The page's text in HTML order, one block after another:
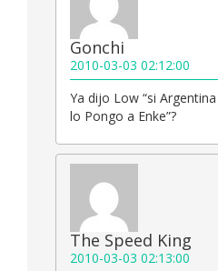
Gonchi
2010-03-03 02:12:00
Ya dijo Low “si
lo Pongo a Enke”?
The Speed King
2010-03-03 02:13:00